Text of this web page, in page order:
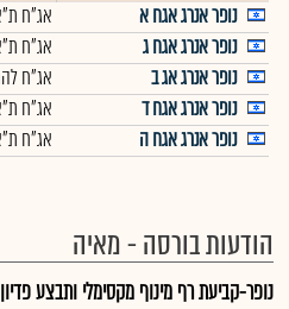
נופר אנרג אגח א
אג"ח
נופר אנרג אגח ג
אג"ח
נופר אנרג אג ב
אג"ח
נופר אנרג אגח ד
אג"ח
נופר אנרג אגח ה
אג"ח
הודעות בורסה - מאיה
נופר-קביעת רף מינוף מקסימלי ותבצע